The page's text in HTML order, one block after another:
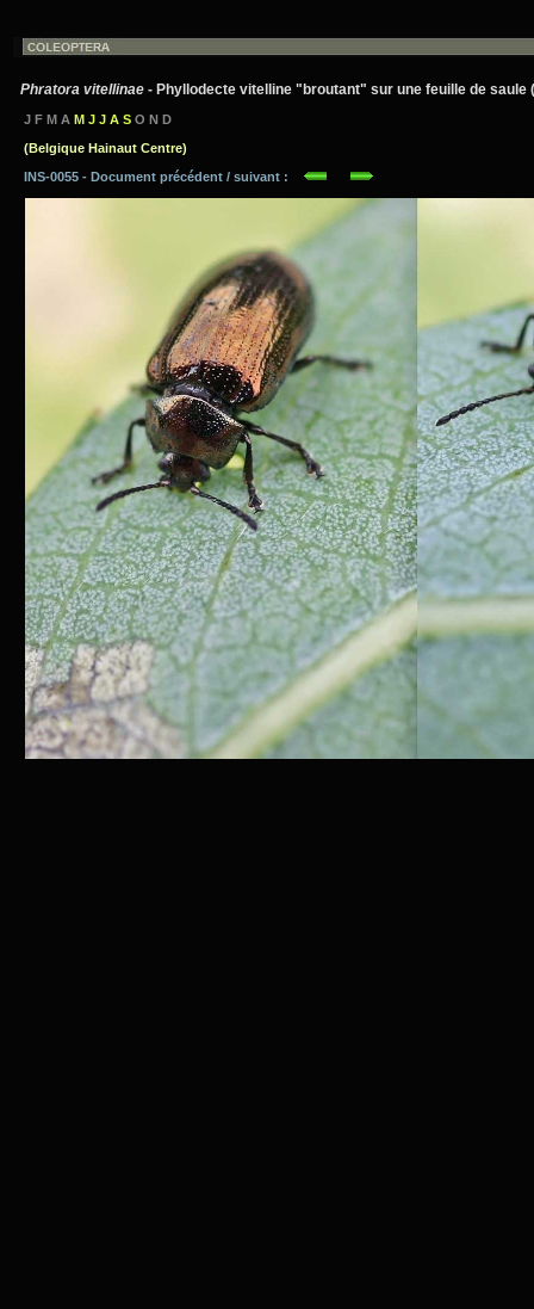
Phratora vitellinae - Phyllodecte vitelline "broutant" sur une feuille de saule
J F M A M J J A S O N D
(Belgique Hainaut Centre)
INS-0055 - Document précédent / suivant :